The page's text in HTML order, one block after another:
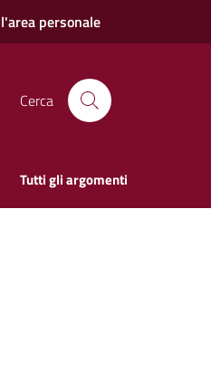
personale
Cerca
Tutti gli argomenti